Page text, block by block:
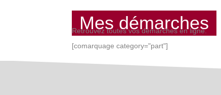
Mes démarches
Retrouvez toutes vos démarches en ligne.
[comarquage category="part"]